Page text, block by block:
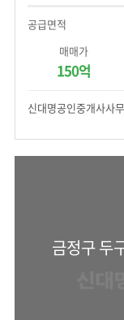
공급면적
매매가
150억
신대명공인중개사사
금정구 두